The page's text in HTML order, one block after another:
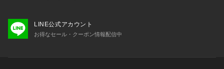
季節：春、夏、秋
-----------------------------
LINE公式アカウント
お得なセール・クーポン情報配信中